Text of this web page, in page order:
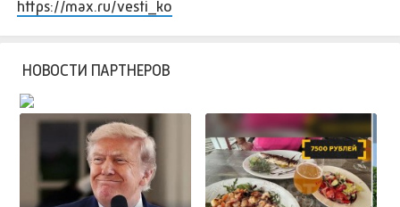
https://max.ru/vesti_ko
НОВОСТИ ПАРТНЕРОВ